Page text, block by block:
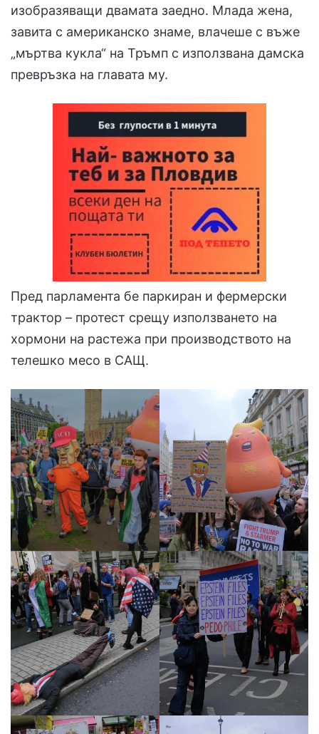
изобразяващи двамата заедно. Млада жена,
завита с американско знаме, влачеше с въже
„мъртва кукла“ на Тръмп с използвана дамска
превръзка на главата му.
Пред парламента бе паркиран и фермерски
трактор – протест срещу използването на
хормони на растежа при производството на
телешко месо в САЩ.